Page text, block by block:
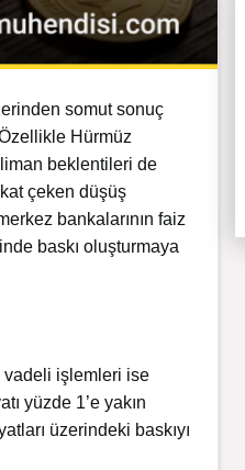
somut sonuç
Hürmüz
liman beklentileri de
çeken düşüş
bankalarının faiz
baskı oluşturmaya
vadeli işlemleri ise
yüzde 1’e yakın
üzerindeki baskıyı